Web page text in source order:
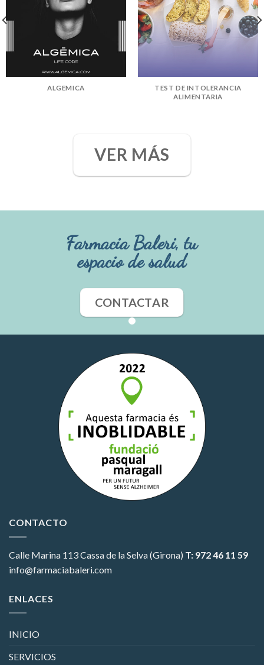
ALGEMICA
TEST DE INTOLERANCIA
ALIMENTARIA
VER MÁS
Farmacia Baleri, tu
espacio de salud
CONTACTAR
CONTACTO
Calle Marina 113Cassa de la Selva (Girona) T: 972 46 11 59
info@farmaciabaleri.com
ENLACES
INICIO
SERVICIOS